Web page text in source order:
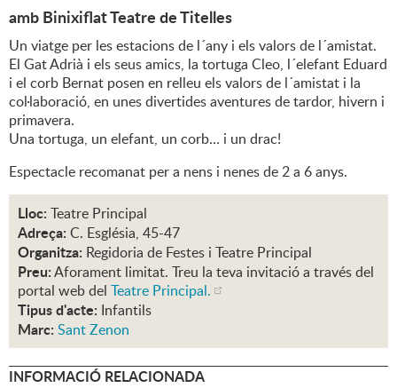
amb Binixiflat Teatre de Titelles
Un viatge per les estacions de l´any i els valors de l´amistat.
El Gat Adrià i els seus amics, la tortuga Cleo, l´elefant Eduard
i el corb Bernat posen en relleu els valors de l´amistat i la
col·laboració, en unes divertides aventures de tardor, hivern i
primavera.
Una tortuga, un elefant, un corb… i un drac!
Espectacle recomanat per a nens i nenes de 2 a 6 anys.
Lloc: Teatre Principal
Adreça: C. Església, 45-47
Organitza: Regidoria de Festes i Teatre Principal
Preu:Aforament limitat. Treu la teva invitació a través del
portal web del Teatre Principal.
Tipus d'acte: Infantils
Marc: Sant Zenon
INFORMACIÓ RELACIONADA